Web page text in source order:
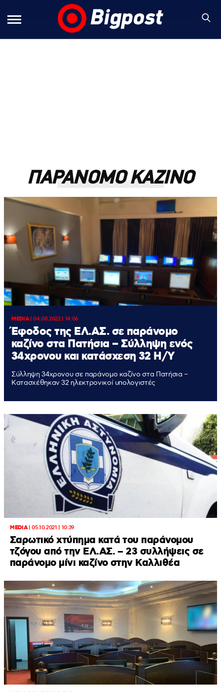
ΠΑΡΑΝΟΜΟ ΚΑΖΙΝΟ
MEDIA|04.08.2022 | 14:06
Έφοδος της ΕΛ.ΑΣ. σε παράνομο
καζίνο στα Πατήσια – Σύλληψη ενός
34χρονου και κατάσχεση 32 Η/Υ
Σύλληψη 34χρονου σε παράνομο καζίνο στα Πατήσια –
Κατασχέθηκαν 32 ηλεκτρονικοί υπολογιστές
MEDIA|05.10.2021 | 10:39
Σαρωτικό χτύπημα κατά του παράνομου
τζόγου από την ΕΛ.ΑΣ. – 23 συλλήψεις σε
παράνομο μίνι καζίνο στην Καλλιθέα